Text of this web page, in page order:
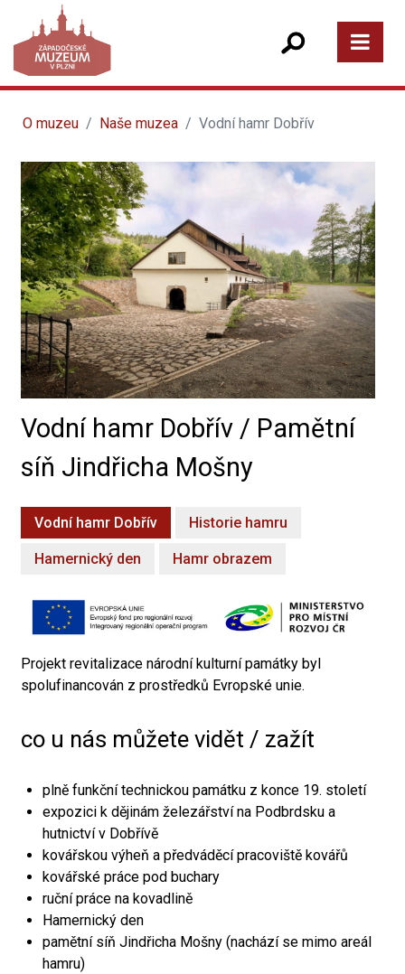
O muzeu Naše muzea Vodní hamr Dobřív
Vodní hamr Dobřív / Pamětní
síň Jindřicha Mošny
Vodní hamr Dobřív Historie hamru
Hamernický den Hamr obrazem
Projekt revitalizace národní kulturní památky byl
spolufinancován z prostředků Evropské unie.
co u nás můžete vidět / zažít
plně funkční technickou památku z konce 19. století
expozici k dějinám železářství na Podbrdsku a
hutnictví v Dobřívě
kovářskou výheň a předváděcí pracoviště kovářů
kovářské práce pod buchary
ruční práce na kovadlině
Hamernický den
pamětní síň Jindřicha Mošny (nachází se mimo areál
hamru)